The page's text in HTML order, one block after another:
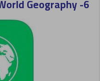
6-
Geography